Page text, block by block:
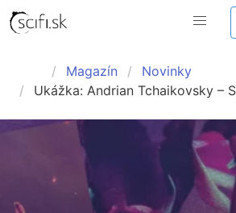
Magazín
Novinky
Ukážka: Andrian Tchaikovsky –